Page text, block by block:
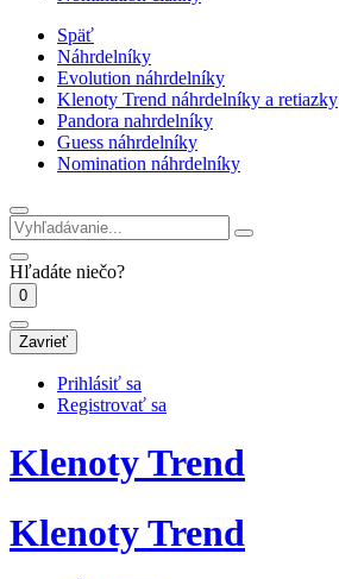
Späť
Náhrdelníky
Evolution náhrdelníky
Klenoty Trend náhrdelníky a retiazky
Pandora nahrdelníky
Guess náhrdelníky
Nomination náhrdelníky
Hľadáte niečo?
0
Zavrieť
Prihlásiť sa
Registrovať sa
Klenoty Trend
Klenoty Trend